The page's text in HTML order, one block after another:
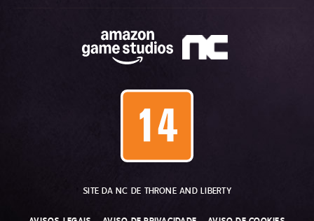
SITE DA NC DE THRONE AND LIBERTY